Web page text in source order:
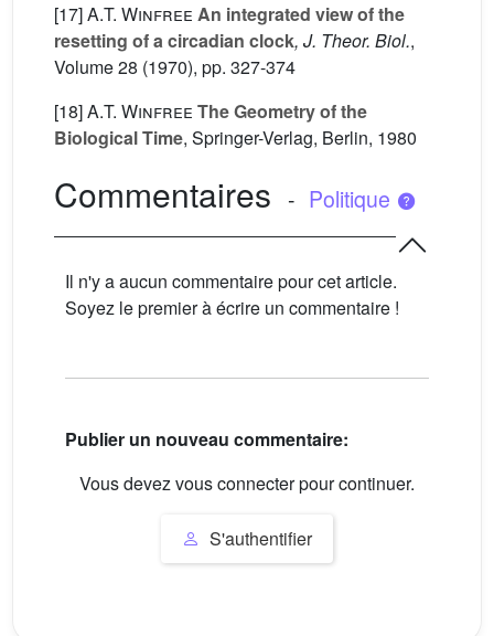
[17]A.T. Winfree An integrated view of the
resetting of a circadian clock, J. Theor. Biol.,
Volume 28 (1970), pp. 327-374
[18]A.T. Winfree The Geometry of the
Biological Time, Springer-Verlag, Berlin, 1980
Commentaires - Politique
Il n'y a aucun commentaire pour cet article.
Soyez le premier à écrire un commentaire !
Publier un nouveau commentaire:
Vous devez vous connecter pour continuer.
S'authentifier